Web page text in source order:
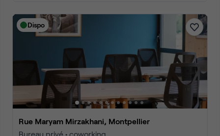
Dispo
Rue Maryam Mirzakhani, Montpellier
Bureau privé • coworking